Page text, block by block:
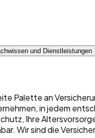
und Dienstleistungen
Palette an
in jedem
Ihre
Wir sind die